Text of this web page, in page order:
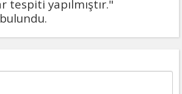
tespiti yapılmıştır."